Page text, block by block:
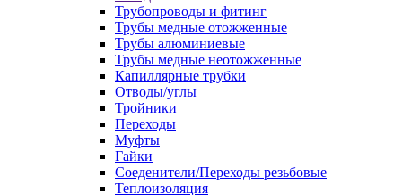
Трубопроводы и фитинг
Трубы медные отожженные
Трубы алюминиевые
Трубы медные неотожженные
Капиллярные трубки
Отводы/углы
Тройники
Переходы
Муфты
Гайки
Соеденители/Переходы резьбовые
Теплоизоляция